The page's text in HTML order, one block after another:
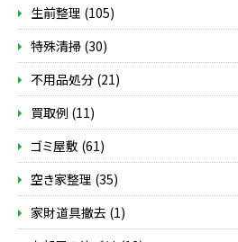
生前整理 (105)
特殊清掃 (30)
不用品処分 (21)
買取例 (11)
ゴミ屋敷 (61)
空き家整理 (35)
家財道具撤去 (1)